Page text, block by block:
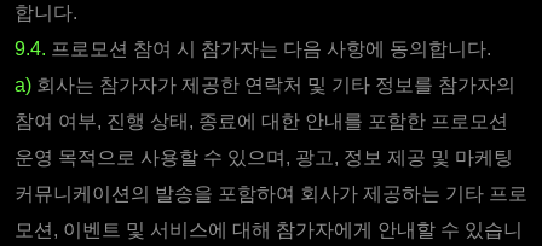
합니다.
9.4. 프로모션 참여 시 참가자는 다음 사항에 동의합니다.
a) 회사는 참가자가 제공한 연락처 및 기타 정보를 참가자의
참여 여부, 진행 상태, 종료에 대한 안내를 포함한 프로모션
운영 목적으로 사용할 수 있으며, 광고, 정보 제공 및 마케팅
커뮤니케이션의 발송을 포함하여 회사가 제공하는 기타 프로
모션, 이벤트 및 서비스에 대해 참가자에게 안내할 수 있습니